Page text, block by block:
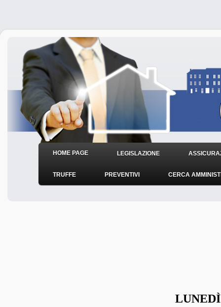
HOME PAGE LEGISLAZIONE
TRUFFE PREVENTIVI CERCA